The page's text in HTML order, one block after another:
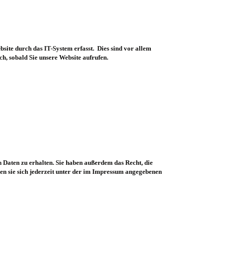
durch das IT-System erfasst. Dies sind vor allem
sobald Sie unsere Website aufrufen.
zu erhalten. Sie haben außerdem das Recht, die
sie sich jederzeit unter der im Impressum angegebenen